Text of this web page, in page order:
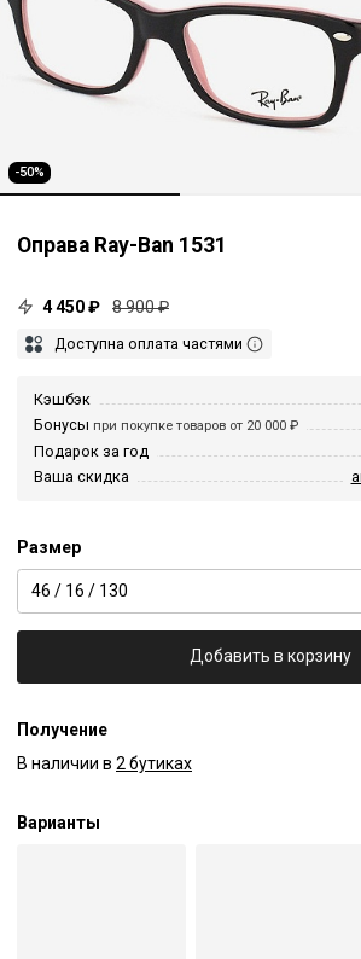
-50%
Оправа Ray-Ban 1531
4 450 ₽ 8 900 ₽
Доступна оплата частями
Кэшбэк
Бонусы при покупке товаров от 20 000 ₽
Подарок за год
Ваша скидка
Размер
46 / 16 / 130
Добавить в корзину
Получение
В наличии в 2 бутиках
Варианты